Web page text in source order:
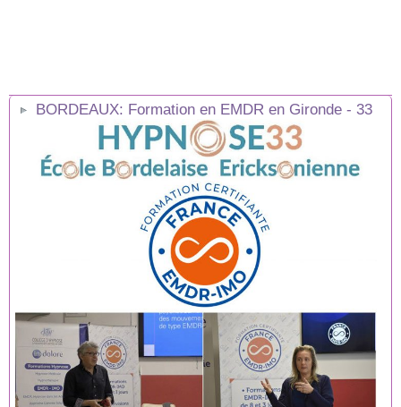
BORDEAUX: Formation en EMDR en Gironde - 33